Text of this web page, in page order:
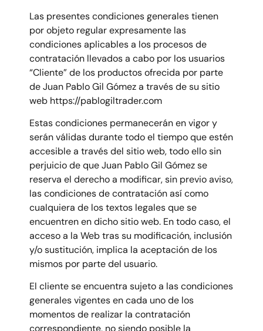
Las presentes condiciones generales tienen
por objeto regular expresamente las
condiciones aplicables a los procesos de
contratación llevados a cabo por los usuarios
“Cliente” de los productos ofrecida por parte
de Juan Pablo Gil Gómez a través de su sitio
web https://pablogiltrader.com
Estas condiciones permanecerán en vigor y
serán válidas durante todo el tiempo que estén
accesible a través del sitio web, todo ello sin
perjuicio de que Juan Pablo Gil Gómez se
reserva el derecho a modificar, sin previo aviso,
las condiciones de contratación así como
cualquiera de los textos legales que se
encuentren en dicho sitio web. En todo caso, el
acceso a la Web tras su modificación, inclusión
y/o sustitución, implica la aceptación de los
mismos por parte del usuario.
El cliente se encuentra sujeto a las condiciones
generales vigentes en cada uno de los
momentos de realizar la contratación